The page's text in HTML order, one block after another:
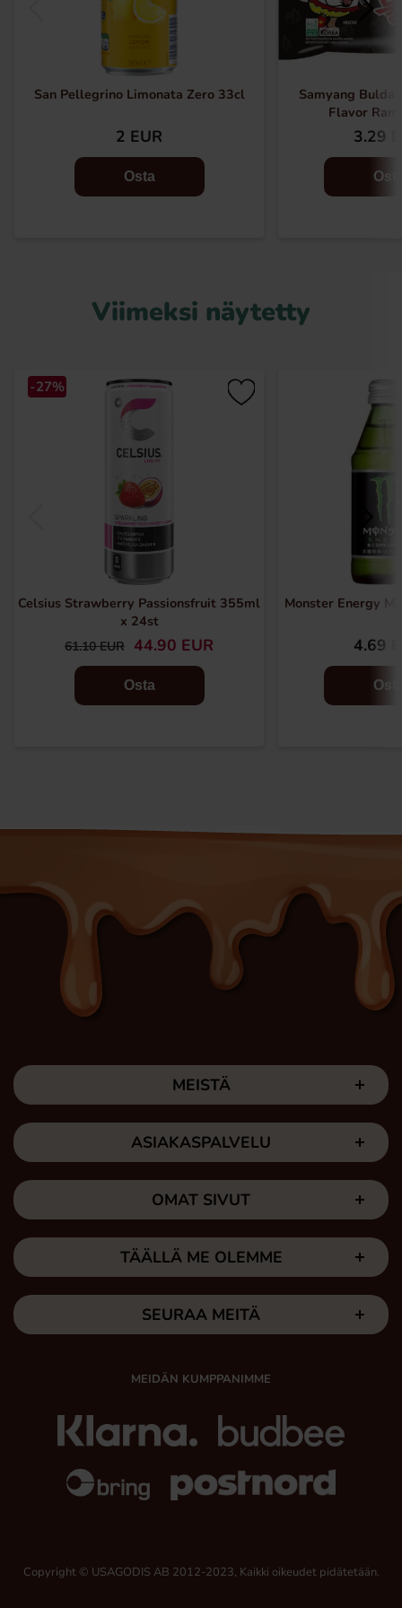
San Pellegrino Limonata Zero 33cl
2 EUR
Osta
Samyang
Flavor
3.29
Viimeksi näytetty
-27%
Celsius Strawberry Passionsfruit 355ml
x 24st
61.10 EUR 44.90 EUR
Osta
Monster Energy
4.69
MEISTÄ
ASIAKASPALVELU
OMAT SIVUT
TÄÄLLÄ ME OLEMME
SEURAA MEITÄ
MEIDÄN KUMPPANIMME
Copyright © USAGODIS AB 2012-2023, Kaikki oikeudet pidätetään.